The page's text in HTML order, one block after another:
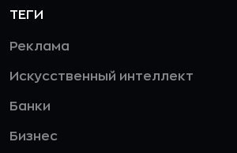
ТЕГИ
Реклама
Искусственный интеллект
Банки
Бизнес